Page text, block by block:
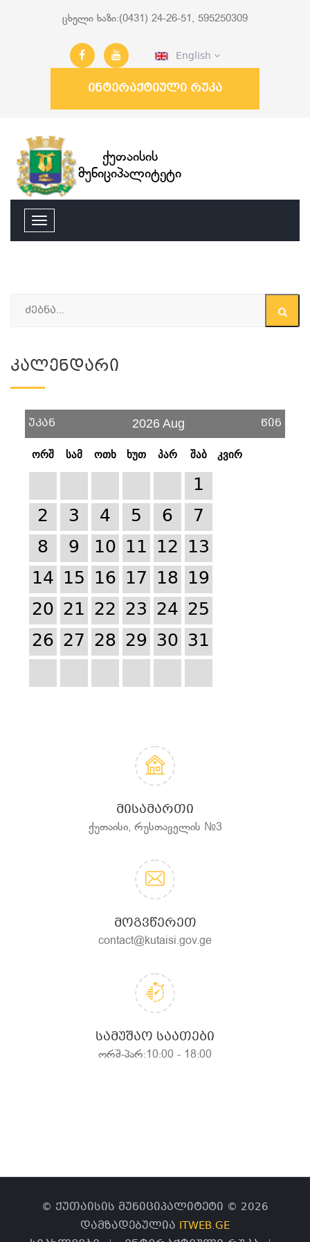
ცხელი ხაზი:(0431) 24-26-51, 595250309
English
ინტერაქტიული რუკა
ქუთაისის
მუნიციპალიტეტი
Კალენდარი
უკან 2026 Aug წინ
ორშ სამ ოთხ ხუთ პარ შაბ კვირ
1
2
3 4 5 6
7
8
9 10 11 12 13
14 15 16 17 18 19
20 21 22 23 24 25
26 27 28 29 30 31
ᲛᲘᲡᲐᲛᲐᲠᲗᲘ
ქუთაისი, რუსთაველის №3
ᲛᲝᲒᲕᲬᲔᲠᲔᲗ
contact@kutaisi.gov.ge
ᲡᲐᲛᲣᲨᲐᲝ ᲡᲐᲐᲗᲔᲑᲘ
ორშ-პარ:10:00 - 18:00
© ქუთაისის მუნიციპალიტეტი © 2026
დამზადებულია ITWEB.GE